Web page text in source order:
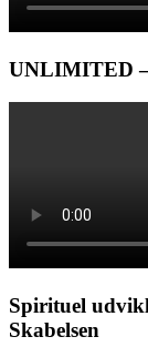
UNLIMITED
Spirituel
Skabelsen